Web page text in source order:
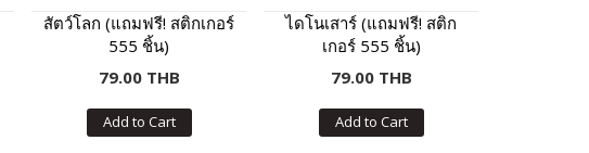
สัตว์โลก (แถมฟรี! สติกเกอร์
555 ชิ้น)
79.00 THB
Add to Cart
ไดโนเสาร์ (แถมฟรี! สติก
เกอร์ 555 ชิ้น)
79.00 THB
Add to Cart